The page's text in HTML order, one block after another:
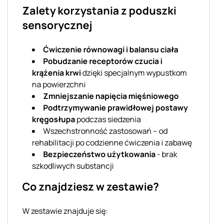
Zalety korzystania z poduszki
sensorycznej
Ćwiczenie równowagi i balansu ciała
Pobudzanie receptorów czucia i
krążenia krwidzięki specjalnym wypustkom
na powierzchni
Zmniejszanie napięcia mięśniowego
Podtrzymywanie prawidłowej postawy
kręgosłupapodczas siedzenia
Wszechstronność zastosowań – od
rehabilitacji po codzienne ćwiczenia i zabawę
Bezpieczeństwo użytkowania- brak
szkodliwych substancji
Co znajdziesz w zestawie?
W zestawie znajduje się: